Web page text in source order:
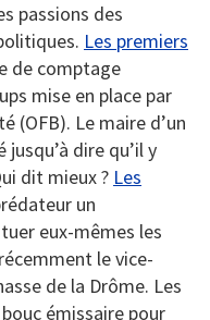
passions des
Les premiers
de comptage
mise en place par
(OFB). Le maire d’un
dire qu’il y
dit mieux ? Les
un
eux-mêmes les
le vice-
de la Drôme. Les
émissaire pour